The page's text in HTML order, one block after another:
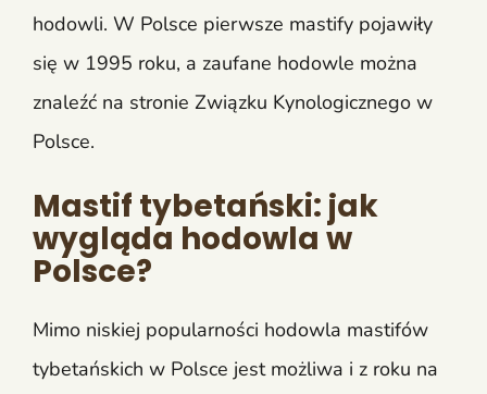
hodowli. W Polsce pierwsze mastify pojawiły
się w 1995 roku, a zaufane hodowle można
znaleźć na stronie Związku Kynologicznego w
Polsce.
Mastif tybetański: jak
wygląda hodowla w
Polsce?
Mimo niskiej popularności hodowla mastifów
tybetańskich w Polsce jest możliwa i z roku na